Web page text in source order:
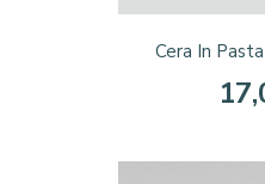
Cera In